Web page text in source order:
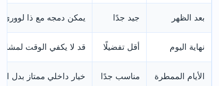
بعد الظهر جيد جدًا يمكن دمجه مع ذا لووري
نهاية اليوم أقل تفضيلًا قد لا يكفي الوقت
الأيام الممطرة مناسب جدًا خيار داخلي ممتاز بدل